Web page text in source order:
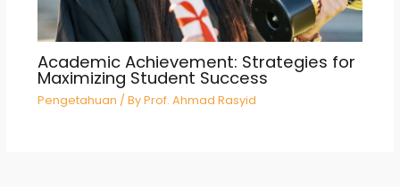
Academic Achievement: Strategies for
Maximizing Student Success
Pengetahuan / ByProf. Ahmad Rasyid